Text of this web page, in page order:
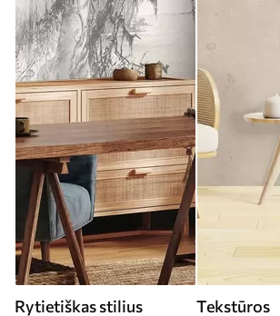
Rytietiškas stilius Tekstūros